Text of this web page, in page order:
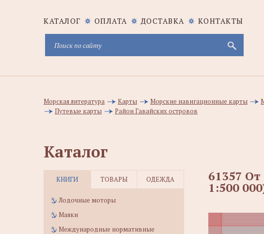
КАТАЛОГ ОПЛАТА ДОСТАВКА КОНТАКТЫ
Морская литература Карты Морские навигационные карты
Путевые карты
Район Гавайских островов
Каталог
КНИГИ ТОВАРЫ ОДЕЖДА
Лодочные моторы
Маяки
Международные нормативные
61357 От
1:500